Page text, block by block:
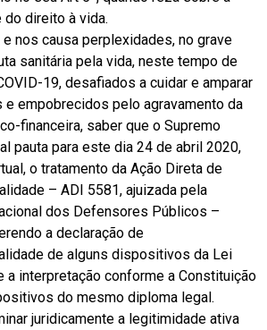
direito à vida.
nos causa perplexidades, no grave
sanitária pela vida, neste tempo de
19, desafiados a cuidar e amparar
empobrecidos pelo agravamento da
financeira, saber que o Supremo
pauta para este dia 24 de abril 2020,
o tratamento da Ação Direta de
– ADI 5581, ajuizada pela
dos Defensores Públicos –
a declaração de
de alguns dispositivos da Lei
a interpretação conforme a Constituição
do mesmo diploma legal.
juridicamente a legitimidade ativa